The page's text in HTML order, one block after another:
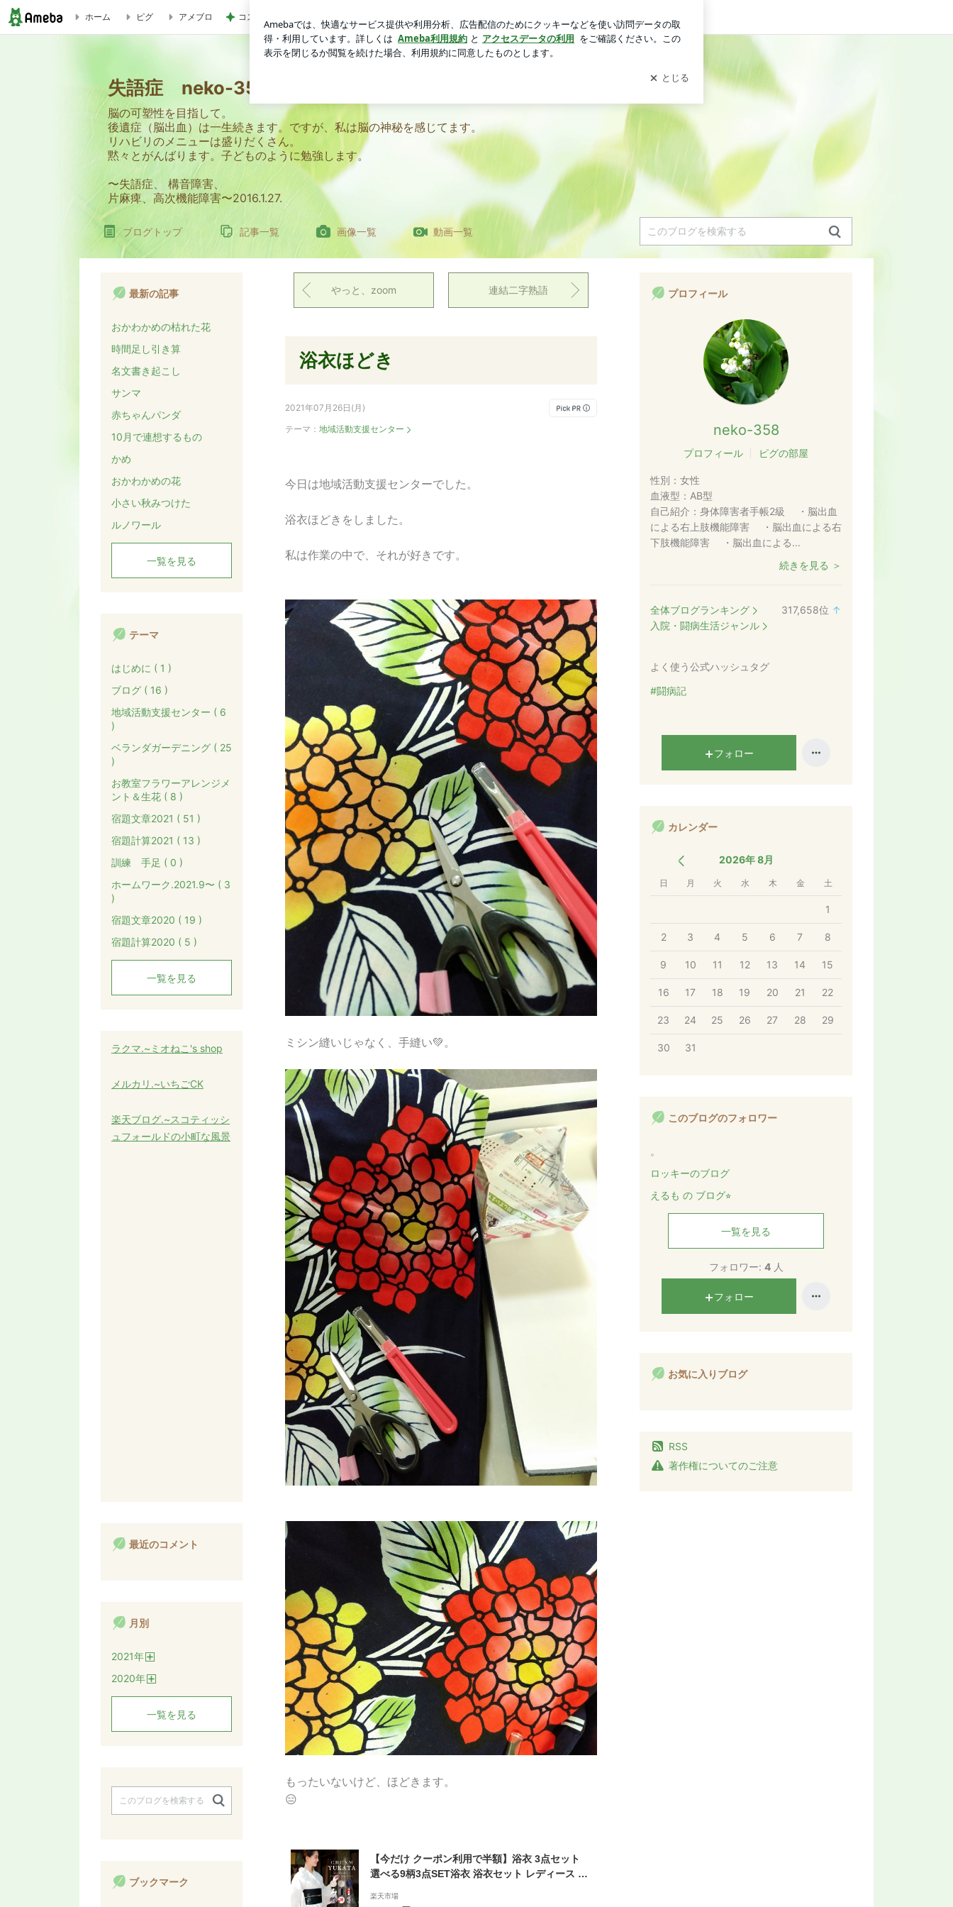
浴衣ほどき | 失語症 neko-358のブログ
ホーム ピグ アメブロ コストコで購入し快適になったトイレ 新規登録 ログイン
失語症 neko-358のブログ
脳の可塑性を目指して。
後遺症（脳出血）は一生続きます。ですが、私は脳の神秘を感じてます。
リハビリのメニューは盛りだくさん。
黙々とがんばります。子どものように勉強します。
〜失語症、 構音障害、
片麻痺、高次機能障害〜2016.1.27.
ブログトップ 記事一覧 画像一覧 動画一覧
やっと、zoom 連結二字熟語
浴衣ほどき
2021年07月26日(月)
テーマ： 地域活動支援センター
今日は地域活動支援センターでした。
浴衣ほどきをしました。
私は作業の中で、それが好きです。
ミシン縫いじゃなく、手縫い💚。
もったいないけど、ほどきます。
😑
【今だけ クーポン利用で半額】浴衣 3点セット
選べる9柄3点SET浴衣 浴衣セット レディース 浴
着れる お祭り 花火 夏 かわいい レトロ 大正ロマ
楽天市場
プロフィール
neko-358
プロフィール ピグの部屋
性別： 女性
血液型： AB型
自己紹介： 身体障害者手帳2級 ・脳出血
による右上肢機能障害 ・脳出血による右
下肢機能障害 ・脳出血による...
続きを見る ＞
全体ブログランキング 317,658位 ↑
入院・闘病生活ジャンル
よく使う公式ハッシュタグ
#闘病記
フォロー
カレンダー
2026年 8月
日 月 火 水 木 金 土
1
2 3 4 5 6 7 8
9 10 11 12 13 14 15
16 17 18 19 20 21 22
23 24 25 26 27 28 29
30 31
このブログのフォロワー
。
ロッキーのブログ
えるも の ブログ⭐︎
一覧を見る
フォロワー: 4 人
フォロー
お気に入りブログ
RSS
著作権についてのご注意
最新の記事
おかわかめの枯れた花
時間足し引き算
名文書き起こし
サンマ
赤ちゃんパンダ
10月で連想するもの
かめ
おかわかめの花
小さい秋みつけた
ルノワール
一覧を見る
テーマ
はじめに ( 1 )
ブログ ( 16 )
地域活動支援センター ( 6
)
ベランダガーデニング ( 25
)
お教室フラワーアレンジメ
ント＆生花 ( 8 )
宿題文章2021 ( 51 )
宿題計算2021 ( 13 )
訓練 手足 ( 0 )
ホームワーク.2021.9〜 ( 3
)
宿題文章2020 ( 19 )
宿題計算2020 ( 5 )
一覧を見る
ラクマ.~ミオねこ's shop
メルカリ.~いちごCK
楽天ブログ.~スコティッシ
ュフォールドの小町な風景
最近のコメント
月別
2021年
2020年
一覧を見る
ブックマーク